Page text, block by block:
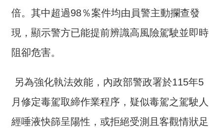
流
回
頁
導
倍。其中超過98％案件均由員警主動攔查發
現，顯示警方已能提前辨識高風險駕駛並即時
阻卻危害。
另為強化執法效能，內政部警政署於115年5
月修定毒駕取締作業程序，疑似毒駕之駕駛人
經唾液快篩呈陽性，或拒絕受測且客觀情狀足